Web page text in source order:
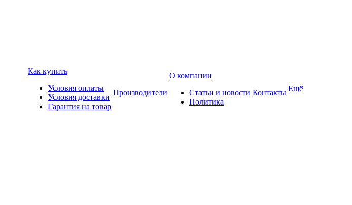
Как купить
Условия оплаты
Условия доставки
Гарантия на товар
Производители
О компании
Статьи и новости
Политика
Контакты Ещё